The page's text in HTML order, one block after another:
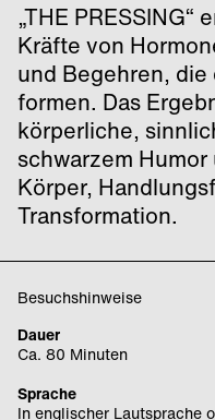
„THE
Kräfte von
und Begehren,
formen. Das
körperliche,
schwarzem
Körper,
Transformation.
Besuchshinweise
Dauer
Ca. 80 Minuten
Sprache
In englischer Lautsprache